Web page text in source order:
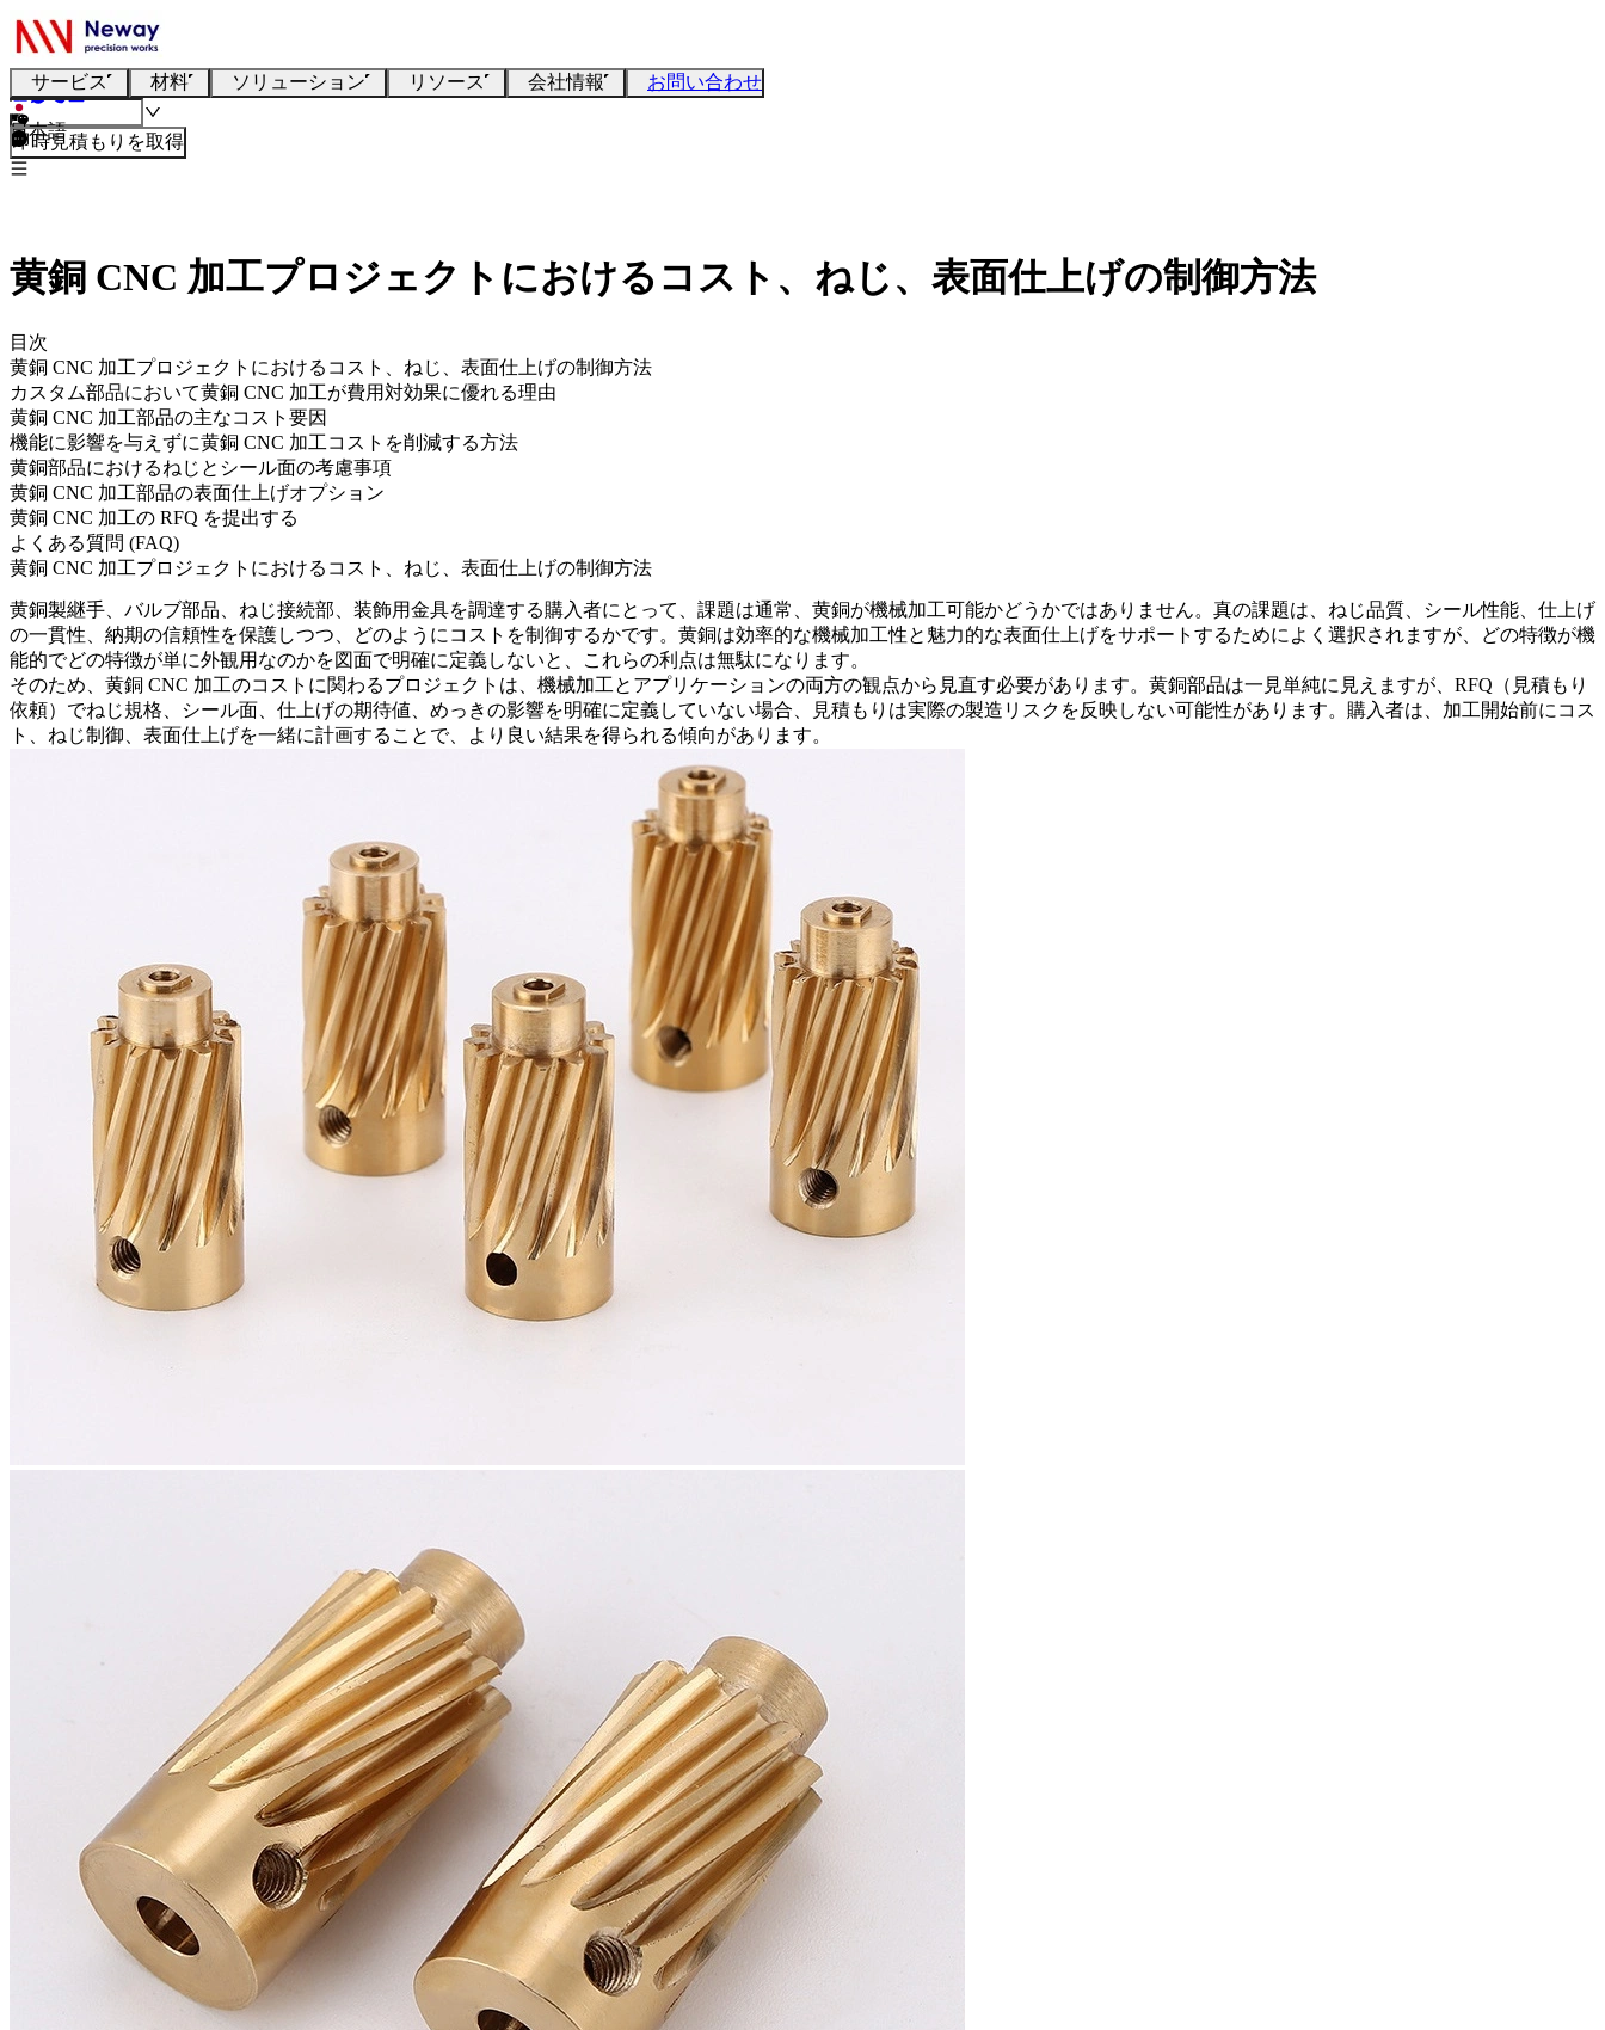
サービス 材料 ソリューション リソース 会社情報 お問い合わせ
日本語
即時見積もりを取得
黄銅 CNC 加工プロジェクトにおけるコスト、ねじ、表面仕上げの制御方法
目次
黄銅 CNC 加工プロジェクトにおけるコスト、ねじ、表面仕上げの制御方法
カスタム部品において黄銅 CNC 加工が費用対効果に優れる理由
黄銅 CNC 加工部品の主なコスト要因
機能に影響を与えずに黄銅 CNC 加工コストを削減する方法
黄銅部品におけるねじとシール面の考慮事項
黄銅 CNC 加工部品の表面仕上げオプション
黄銅 CNC 加工の RFQ を提出する
よくある質問 (FAQ)
黄銅 CNC 加工プロジェクトにおけるコスト、ねじ、表面仕上げの制御方法
黄銅製継手、バルブ部品、ねじ接続部、装飾用金具を調達する購入者にとって、課題は通常、黄銅が機械加工可能かどうかではありません。真の課題は、ねじ品質、シール性能、仕上げ
の一貫性、納期の信頼性を保護しつつ、どのようにコストを制御するかです。黄銅は効率的な機械加工性と魅力的な表面仕上げをサポートするためによく選択されますが、どの特徴が機
能的でどの特徴が単に外観用なのかを図面で明確に定義しないと、これらの利点は無駄になります。
そのため、 黄銅 CNC 加工のコスト に関わるプロジェクトは、機械加工とアプリケーションの両方の観点から見直す必要があります。黄銅部品は一見単純に見えますが、RFQ（見積もり
依頼）でねじ規格、シール面、仕上げの期待値、めっきの影響を明確に定義していない場合、見積もりは実際の製造リスクを反映しない可能性があります。購入者は、加工開始前にコス
ト、ねじ制御、表面仕上げを一緒に計画することで、より良い結果を得られる傾向があります。